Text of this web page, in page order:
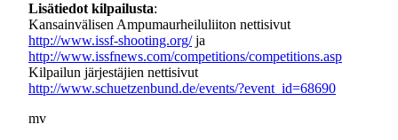
Lisätiedot kilpailusta:
Kansainvälisen Ampumaurheiluliiton nettisivut
http://www.issf-shooting.org/ja
http://www.issfnews.com/competitions/competitions.asp
Kilpailun järjestäjien nettisivut
http://www.schuetzenbund.de/events/?event_id=68690
mv